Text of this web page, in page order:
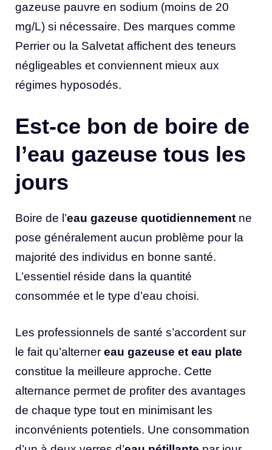
gazeuse pauvre en sodium (moins de 20
mg/L) si nécessaire. Des marques comme
Perrier ou la Salvetat affichent des teneurs
négligeables et conviennent mieux aux
régimes hyposodés.
Est-ce bon de boire de
l’eau gazeuse tous les
jours
Boire de l’eau gazeuse quotidiennement ne
pose généralement aucun problème pour la
majorité des individus en bonne santé.
L’essentiel réside dans la quantité
consommée et le type d’eau choisi.
Les professionnels de santé s’accordent sur
le fait qu’alterner eau gazeuse et eau plate
constitue la meilleure approche. Cette
alternance permet de profiter des avantages
de chaque type tout en minimisant les
inconvénients potentiels. Une consommation